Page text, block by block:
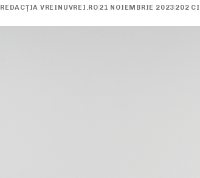
REDACȚIA VREINUVREI.RO 21 NOIEMBRIE 2023 202